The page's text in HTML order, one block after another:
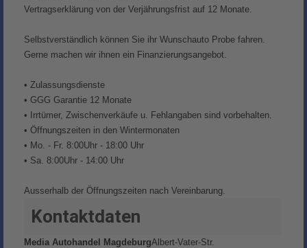
Vertragserklärung von der Verjährungsfrist auf 12 Monate.
Selbstverständlich können Sie ihr Wunschauto Probe fahren.
Gerne machen wir ihnen ein Finanzierungsangebot.
• Zulassungsdienste
• GGG Garantie 12 Monate
• Irrtümer, Zwischenverkäufe u. Fehlangaben sind vorbehalten.
• Öffnungszeiten in den Wintermonaten
• Mo. - Fr. 8:00Uhr - 18:00 Uhr
• Sa. 8:00Uhr - 14:00 Uhr
Ausserhalb der Öffnungszeiten nach Vereinbarung.
Kontaktdaten
Media Autohandel MagdeburgAlbert-Vater-Str.